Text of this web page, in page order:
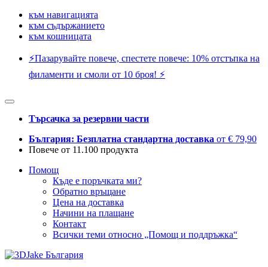
към навигацията
към съдържанието
към кошницата
⚡️Пазарувайте повече, спестете повече: 10% отстъпка на
филаменти и смоли от 10 броя! ⚡️
Търсачка за резервни части
България: Безплатна стандартна доставка от € 79,90
Повече от 11.100 продукта
Помощ
Къде е поръчката ми?
Обратно връщане
Цена на доставка
Начини на плащане
Контакт
Всички теми относно „Помощ и поддръжка“